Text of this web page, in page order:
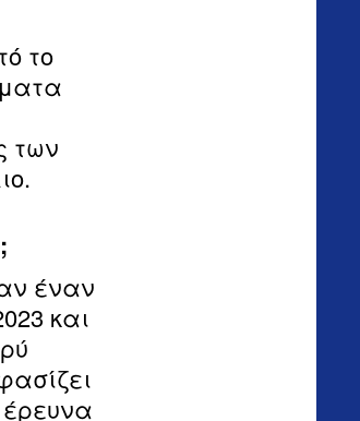
το
των
έναν
και
έρευνα